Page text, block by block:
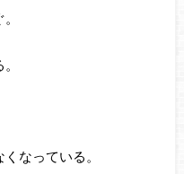
なっている。